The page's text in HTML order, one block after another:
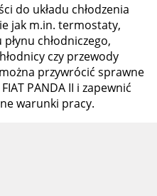
do układu chłodzenia
jak m.in. termostaty,
chłodniczego,
czy przewody
przywrócić sprawne
PANDA II i zapewnić
warunki pracy.